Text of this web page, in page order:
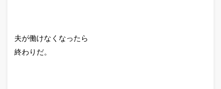
夫が働けなくなったら
終わりだ。